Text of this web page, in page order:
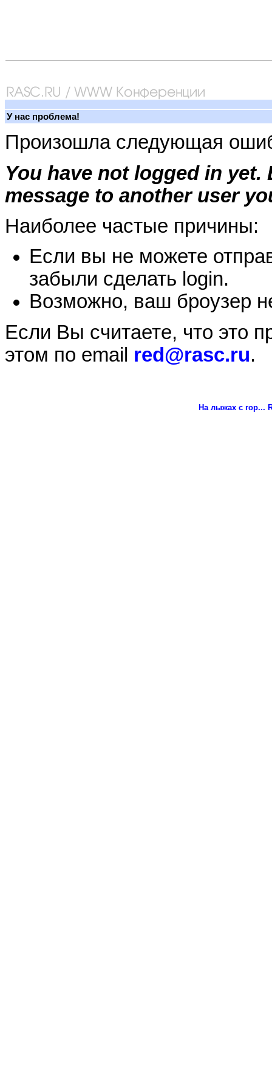
У нас проблема!
Произошла следующая
You have not logged in
message to another user
Наиболее частые причины:
Если вы не можете
забыли сделать login.
Возможно, ваш броузер
Если Вы считаете, что это
этом по email red@rasc.ru.
На лыжах с гор...